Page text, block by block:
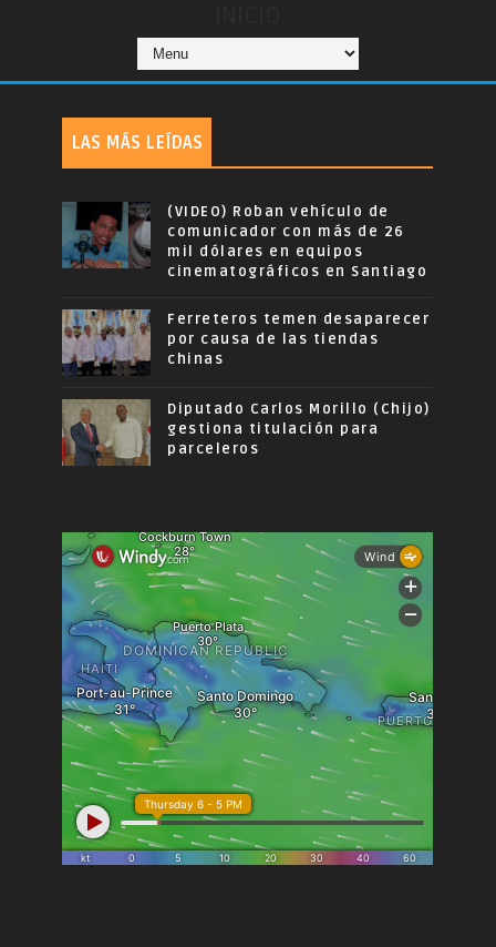
LAS MÁS LEÍDAS
(VIDEO) Roban vehículo de
comunicador con más de 26
mil dólares en equipos
cinematográficos en Santiago
Ferreteros temen desaparecer
por causa de las tiendas
chinas
Diputado Carlos Morillo (Chijo)
gestiona titulación para
parceleros